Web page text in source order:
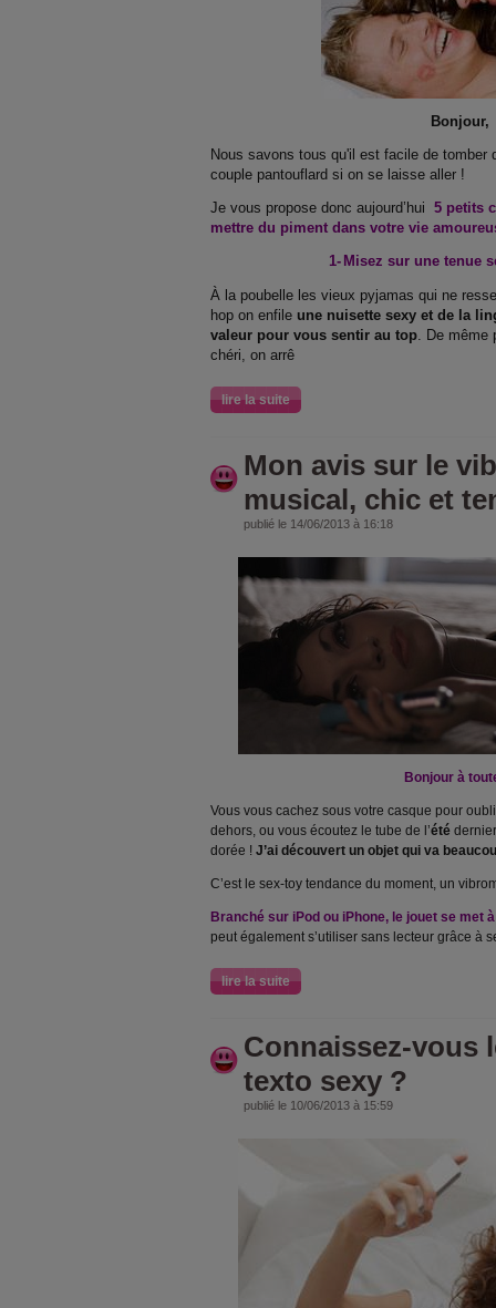
Bonjour,
Nous savons tous qu'il est facile de tomber
couple pantouflard si on se laisse aller !
Je vous propose donc aujourd’hui 5 petits
mettre du piment dans votre vie
1- Misez sur une tenue
À la poubelle les vieux pyjamas qui ne
hop on enfile une nuisette sexy et de la
valeur pour vous sentir au top. De même
chéri, on arrê
lire la suite
Mon avis sur le
musical, chic et
publié le 14/06/2013 à 16:18
Bonjour à
Vous vous cachez sous votre casque pour
dehors, ou vous écoutez le tube de l’été
dorée ! J’ai découvert un objet qui va
C’est le sex-toy tendance du moment, un
Branché sur iPod ou iPhone, le jouet se met
peut également s’utiliser sans lecteur grâce à
lire la suite
Connaissez-vous
texto sexy ?
publié le 10/06/2013 à 15:59